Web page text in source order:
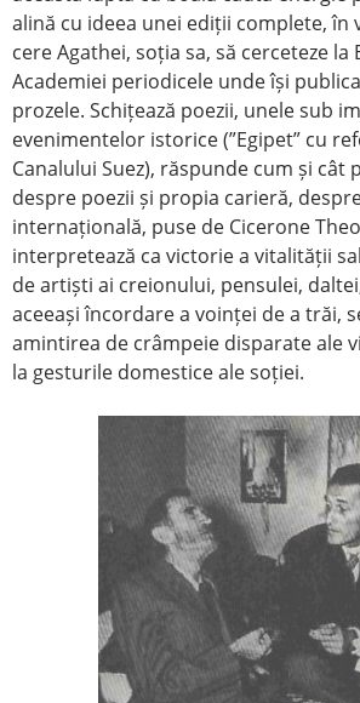
alină cu ideea unei ediții complete, în
cere Agathei, soția sa, să cerceteze la
Academiei periodicele unde își
prozele. Schițează poezii, unele sub
evenimentelor istorice (”Egipet” cu
Canalului Suez), răspunde cum și
despre poezii și propia carieră,
internațională, puse de Cicerone
interpretează ca victorie a vitalității
de artiști ai creionului, pensulei,
aceeași încordare a voinței de a trăi,
amintirea de crâmpeie disparate ale
la gesturile domestice ale soției.